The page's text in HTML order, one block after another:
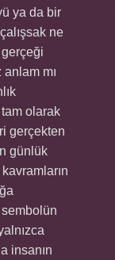
ya da bir
ne
mı
olarak
gerçekten
günlük
sembolün
insanın